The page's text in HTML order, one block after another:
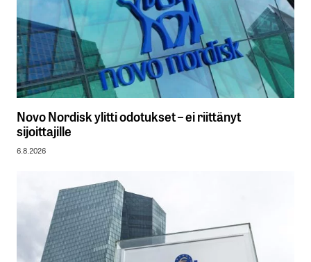
Novo Nordisk ylitti odotukset – ei riittänyt
sijoittajille
6.8.2026